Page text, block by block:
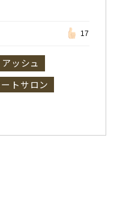
17
アッシュ
トサロン